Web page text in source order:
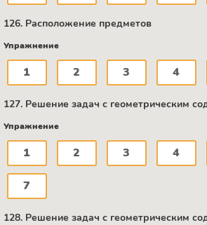
126. Расположение предметов
Упражнение
1 2 3 4
127. Решение задач с геометрическим
Упражнение
1 2 3 4
7
128. Решение задач с геометрическим